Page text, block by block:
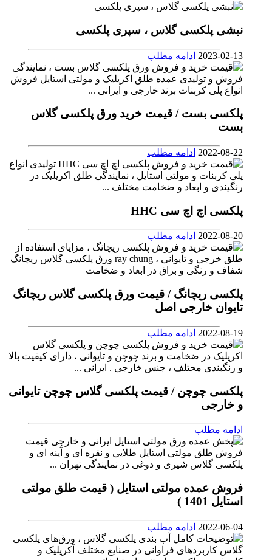
نبشی پلکسی گلاس ، سپری پلکسی
2023-02-13 ادامه مطلب
پلکسی بست / قیمت خرید ورق پلکسی گلاس
بست
2022-08-22 ادامه مطلب
پلکسی اچ اچ سی HHC
2022-08-20 ادامه مطلب
پلکسی ریچانگ / قیمت ورق پلکسی گلاس ریچانگ
تایوان خارجی اصل
2022-08-19 ادامه مطلب
پلکسی چوچن / قیمت پلکسی گلاس چوچن تایوانی
و خارجی
ادامه مطلب
فروش عمده مولتی استایل ( قیمت طلق مولتی
استایل 1401 )
2022-06-04 ادامه مطلب